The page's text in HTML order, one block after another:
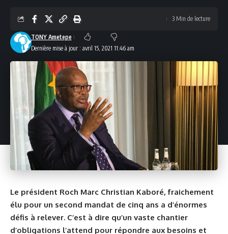
Dernière mise à jour : avril 15, 2021 11:46 am
TONY Ametepe
3 Min de lecture
Le président Roch Marc Christian Kaboré, fraichement
élu pour un second mandat de cinq ans a d’énormes
défis à relever. C’est à dire qu’un vaste chantier
d’obligations l’attend pour répondre aux besoins et